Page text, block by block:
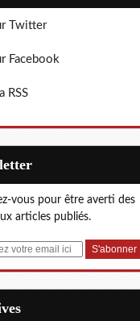
Twitter
Facebook
RSS
vous pour être averti des
articles publiés.